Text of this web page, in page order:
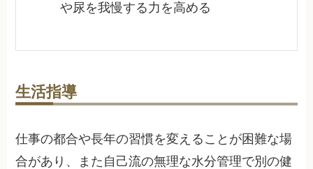
や尿を我慢する力を高める
生活指導
仕事の都合や長年の習慣を変えることが困難な場
合があり、また自己流の無理な水分管理で別の健